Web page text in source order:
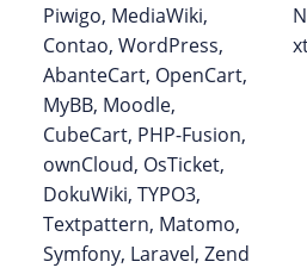
Piwigo, MediaWiki,
Contao, WordPress,
AbanteCart, OpenCart,
MyBB, Moodle,
CubeCart, PHP-Fusion,
ownCloud, OsTicket,
DokuWiki, TYPO3,
Textpattern, Matomo,
Symfony, Laravel, Zend